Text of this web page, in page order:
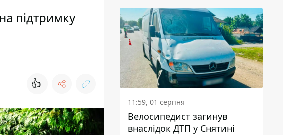
підтримку
👍
11:59, 01 серпня
Велосипедист загинув
внаслідок ДТП у Снятині